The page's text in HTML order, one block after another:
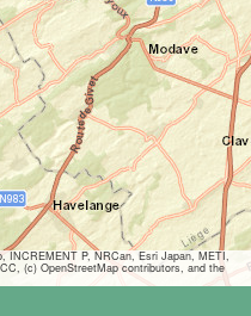
INCREMENT P, NRCan, Esri Japan, METI,
(c) OpenStreetMap contributors, and the